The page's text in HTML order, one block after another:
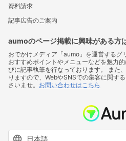
資料請求
記事広告のご案内
aumoのページ掲載に興味がある方
おでかけメディア「aumo」を運営するグ
おすすめポイントやメニューなどを魅力
びに記事執筆を行なっております。 また
りますので、WebやSNSでの集客に関す
さいませ。 お問い合わせはこちら